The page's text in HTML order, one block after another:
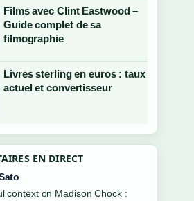
Films avec Clint Eastwood –
Guide complet de sa
filmographie
Livres sterling en euros : taux
actuel et convertisseur
EN DIRECT
Karlsson
on Youssef Boughanem :